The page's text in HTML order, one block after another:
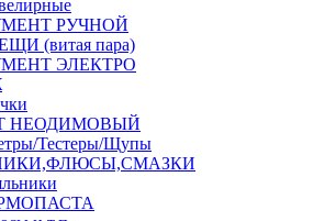
РУЧНОЙ
(витая пара)
ЭЛЕКТРО
НЕОДИМОВЫЙ
Тестеры/Щупы